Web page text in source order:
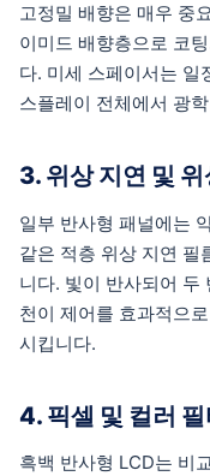
고정밀 배향은 매우 중
이미드 배향층으로 코
다. 미세 스페이서는
스플레이 전체에서 광
3. 위상 지연 및
일부 반사형 패널에는
같은 적층 위상 지연 필
니다. 빛이 반사되어 두
천이 제어를 효과적으
시킵니다.
4. 픽셀 및 컬러
흑백 반사형 LCD는 비